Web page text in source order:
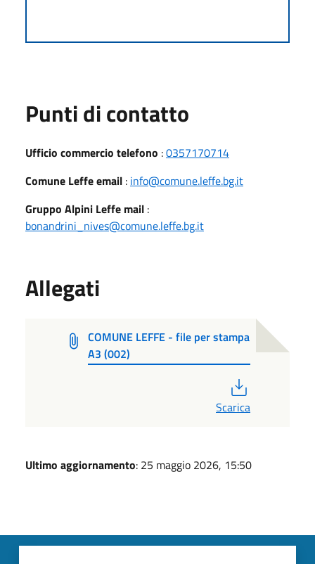
Punti di contatto
Ufficio commercio telefono :0357170714
Comune Leffe email : info@comune.leffe.bg.it
Gruppo Alpini Leffe mail :
bonandrini_nives@comune.leffe.bg.it
Allegati
COMUNE LEFFE - file per stampa
A3 (002)
Scarica
Ultimo aggiornamento: 25 maggio 2026, 15:50